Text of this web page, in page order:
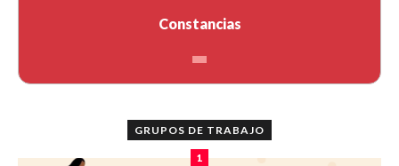
Constancias
GRUPOS DE TRABAJO
1